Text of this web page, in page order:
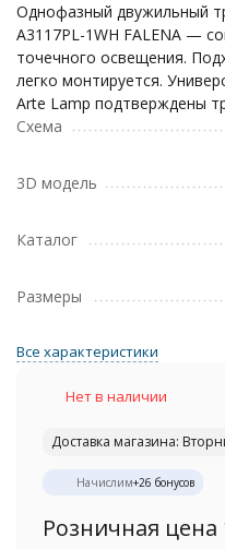
Однофазный двужильный
A3117PL-1WH FALENA —
точечного освещения.
легко монтируется.
Arte Lamp подтверждены
Схема
3D модель
Каталог
Размеры
Все характеристики
Нет в наличии
Доставка магазина:
Начислим+26 бонусов
Розничная цена